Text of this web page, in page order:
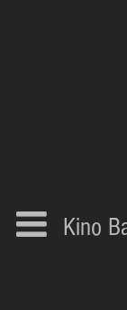
Kino